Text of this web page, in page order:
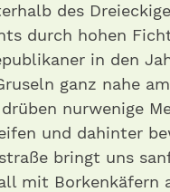
des
durch hohen
in den
ganz nahe
nurwenige
und dahinter
bringt uns
mit Borkenkäfern